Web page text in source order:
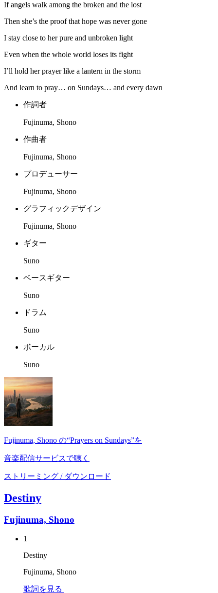
If angels walk among the broken and the lost
Then she’s the proof that hope was never gone
I stay close to her pure and unbroken light
Even when the whole world loses its fight
I’ll hold her prayer like a lantern in the storm
And learn to pray… on Sundays… and every dawn
作詞者
Fujinuma, Shono
作曲者
Fujinuma, Shono
プロデューサー
Fujinuma, Shono
グラフィックデザイン
Fujinuma, Shono
ギター
Suno
ベースギター
Suno
ドラム
Suno
ボーカル
Suno
Fujinuma, Shono の“Prayers on Sundays”を
音楽配信サービスで聴く
ストリーミング / ダウンロード
Destiny
Fujinuma, Shono
1
Destiny
Fujinuma, Shono
歌詞を見る